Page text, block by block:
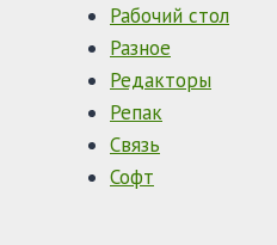
Рабочий стол
Разное
Редакторы
Репак
Связь
Софт